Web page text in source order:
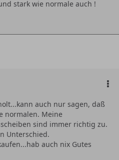
stark wie normale auch !
auch nur sagen, daß
normalen. Meine
sind immer richtig zu.
Unterschied.
auch nix Gutes